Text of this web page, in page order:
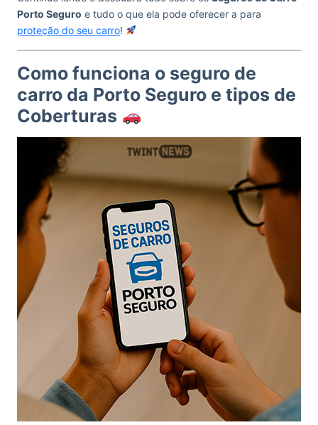
Porto Seguro e tudo o que ela pode oferecer a para
proteção do seu carro!
Como funciona o seguro de
carro da Porto Seguro e tipos de
Coberturas